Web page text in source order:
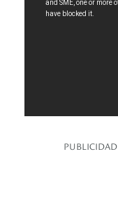
PUBLICIDAD